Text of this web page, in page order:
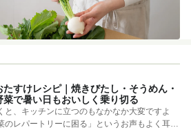
すけレシピ｜焼きびたし・そうめん・
菜で暑い日もおいしく乗り切る
と、キッチンに立つのもなかなか大変ですよ
のレパートリーに困る」というお声もよく耳に